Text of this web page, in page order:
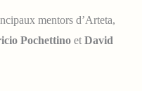
mentors d’Arteta,
Pochettino etDavid